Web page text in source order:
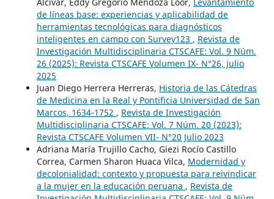
de líneas base: experiencias y aplicabilidad de
herramientas tecnológicas para diagnósticos
inteligentes en campo con Survey123 , Revista de
Investigación Multidisciplinaria CTSCAFE: Vol. 9 Núm.
26 (2025): Revista CTSCAFE Volumen IX- N°26, julio
2025
Juan Diego Herrera Herreras, Historia de las Cátedras
de Medicina en la Real y Pontificia Universidad de San
Marcos, 1634-1752 , Revista de Investigación
Multidisciplinaria CTSCAFE: Vol. 7 Núm. 20 (2023):
Revista CTSCAFE Volumen VII- N°20 Julio 2023
Adriana María Trujillo Cacho, Giezi Rocío Castillo
Correa, Carmen Sharon Huaca Vilca, Modernidad y
decolonialidad: contexto y propuesta para reivindicar
a la mujer en la educación peruana , Revista de